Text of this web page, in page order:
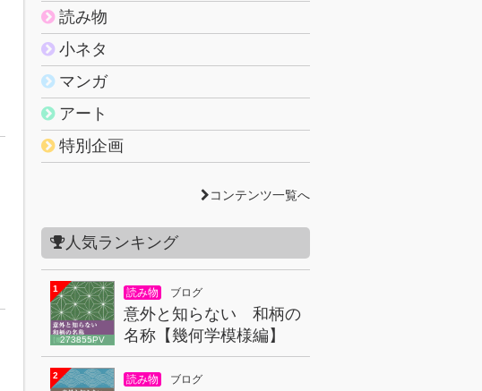
読み物
小ネタ
マンガ
アート
特別企画
コンテンツ一覧へ
人気ランキング
1
273855PV
読み物 ブログ
意外と知らない 和柄の
名称【幾何学模様編】
2 読み物 ブログ